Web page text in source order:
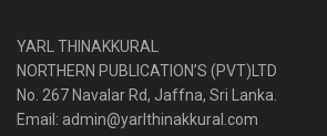
YARL THINAKKURAL
NORTHERN PUBLICATION’S (PVT)LTD
No. 267 Navalar Rd, Jaffna, Sri Lanka.
Email: admin@yarlthinakkural.com